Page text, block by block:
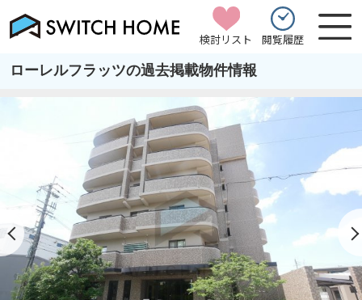
検討リスト 閲覧履歴
ローレルフラッツの過去掲載物件情報